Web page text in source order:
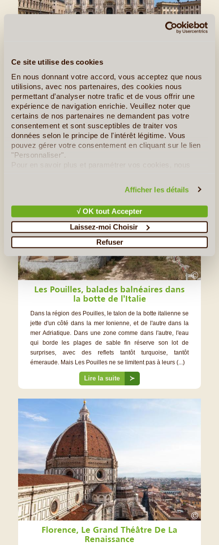
Ce site utilise des cookies
En nous donnant votre accord, vous acceptez que nous
utilisions, avec nos partenaires, des cookies nous
permettant d’analyser notre trafic et de vous offrir une
expérience de navigation enrichie. Veuillez noter que
certains de nos partenaires ne demandent pas votre
consentement et sont susceptibles de traiter vos
données selon le principe de l'intérêt légitime. Vous
pouvez gérer votre consentement en cliquant sur le lien
"Personnaliser".
Pour en savoir plus et paramétrer vos cookies, nous
Afficher les détails
√ OK tout Accepter
Laissez-moi Choisir
Refuser
Milan, entre Mode et Culture
Mal-aimée et souvent méconnue des touristes, Milan
représente pourtant une escapade agréable et dépaysante
à moins de deux heures de la France. La ville, réputée pour
la haute couture, le design et la mode, est aussi la capitale
italienne des finances et des affaires ainsi qu'une ville
culturelle extrêmement riche. C'est entre ces (...)
Lire la suite ≻
©
Les Pouilles, balades balnéaires dans
la botte de l'Italie
Dans la région des Pouilles, le talon de la botte italienne se
jette d'un côté dans la mer Ionienne, et de l'autre dans la
mer Adriatique. Dans une zone comme dans l'autre, l'eau
qui borde les plages de sable fin réserve son lot de
surprises, avec des reflets tantôt turquoise, tantôt
émeraude. Mais Les Pouilles ne se limitent pas à leurs (...)
Lire la suite ≻
©
Florence, Le Grand Théâtre De La
Renaissance